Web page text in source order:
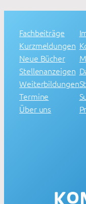
Fachbeiträge
Kurzmeldungen
Neue Bücher
Stellenanzeigen
Weiterbildungen
Termine
Über uns